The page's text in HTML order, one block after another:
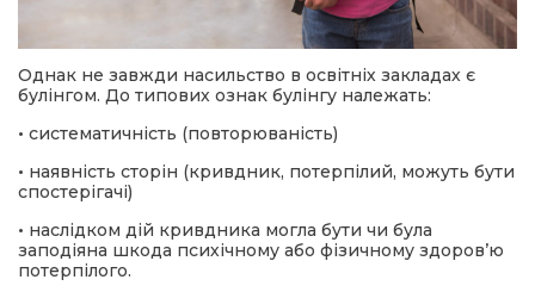
Однак не завжди насильство в освітніх закладах є
булінгом. До типових ознак булінгу належать:
• систематичність (повторюваність)
• наявність сторін (кривдник, потерпілий, можуть бути
спостерігачі)
• наслідком дій кривдника могла бути чи була
заподіяна шкода психічному або фізичному здоров’ю
потерпілого.